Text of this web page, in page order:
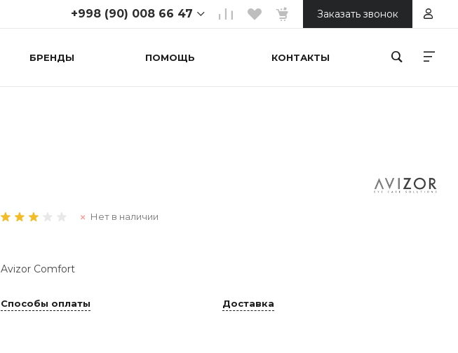
+998 (90) 008 66 47
+998 (90) 008 66 47
Заказать звонок
БРЕНДЫ ПОМОЩЬ КОНТАКТЫ
Нет в наличии
Avizor Comfort
Способы оплаты Доставка